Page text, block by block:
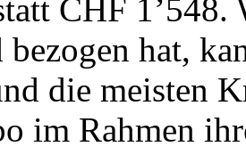
CHF 1’548.
bezogen hat,
die meisten
im Rahmen